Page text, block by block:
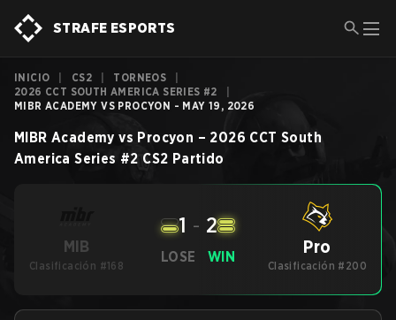
STRAFE ESPORTS
INICIO CS2 TORNEOS
2026 CCT SOUTH AMERICA SERIES #2
MIBR ACADEMY VS PROCYON - MAY 19, 2026
MIBR Academy vs Procyon – 2026 CCT South
America Series #2 CS2 Partido
MIB
Clasificación #168
LOSE
1 - 2
WIN Pro
Clasificación #200